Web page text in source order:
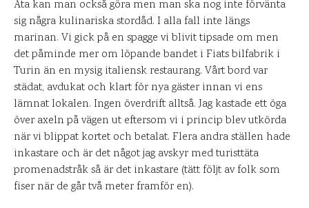
Äta kan man också göra men man ska nog inte förvänta
sig några kulinariska stordåd. I alla fall inte längs
marinan. Vi gick på en spagge vi blivit tipsade om men
det påminde mer om löpande bandet i Fiats bilfabrik i
Turin än en mysig italiensk restaurang. Vårt bord var
städat, avdukat och klart för nya gäster innan vi ens
lämnat lokalen. Ingen överdrift alltså. Jag kastade ett öga
över axeln på vägen ut eftersom vi i princip blev utkörda
när vi blippat kortet och betalat. Flera andra ställen hade
inkastare och är det något jag avskyr med turisttäta
promenadstråk så är det inkastare (tätt följt av folk som
fiser när de går två meter framför en).